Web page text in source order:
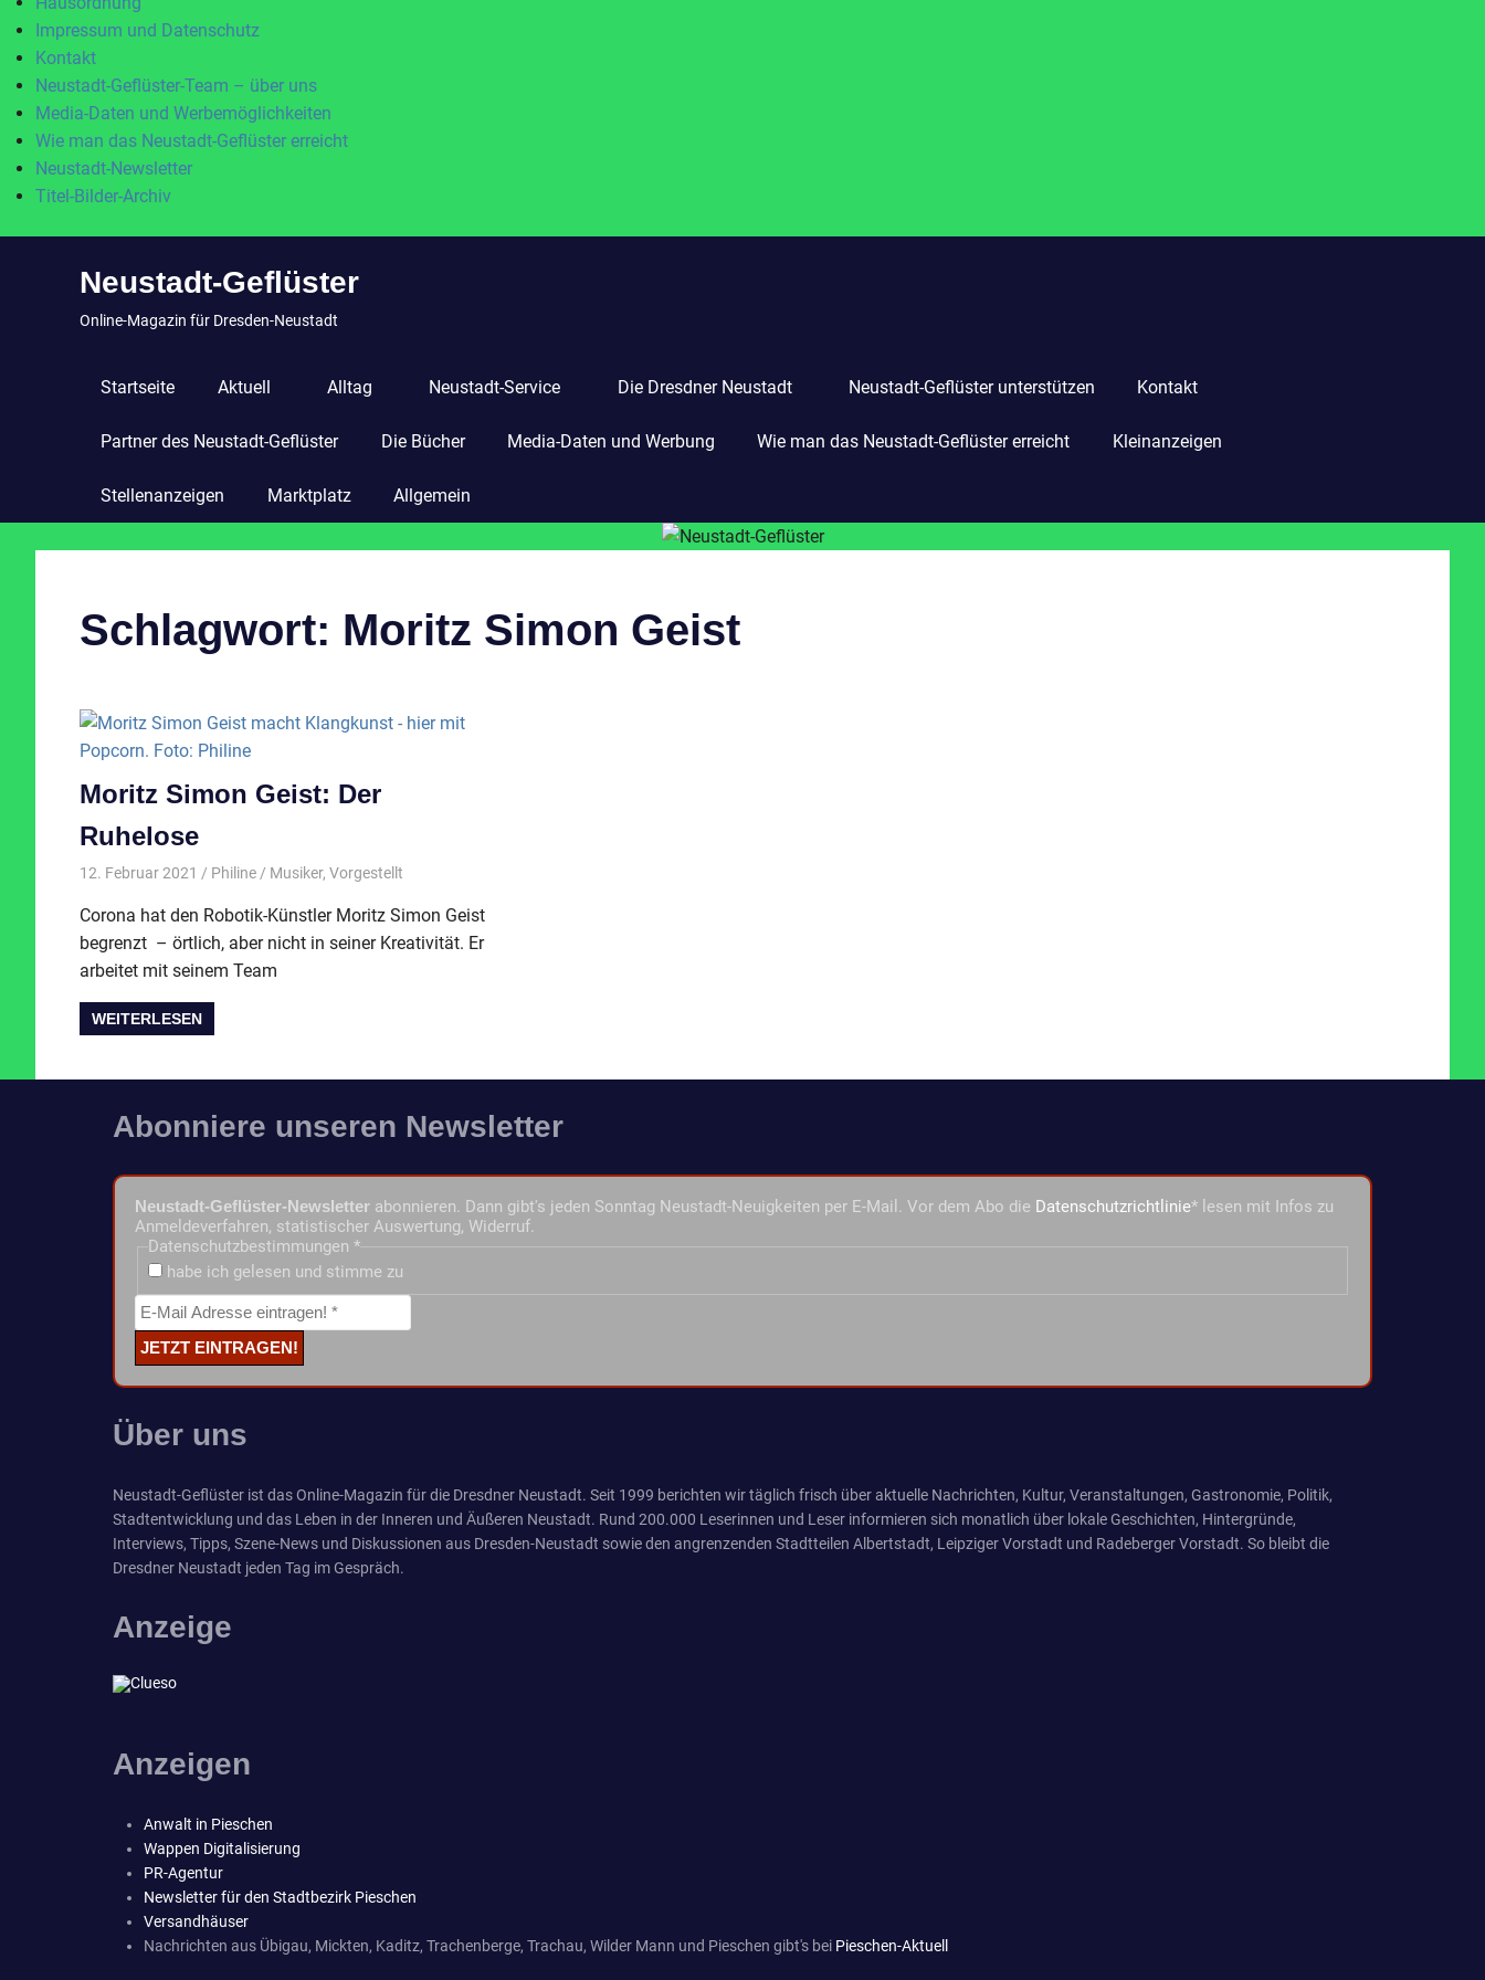
Impressum und Datenschutz
Kontakt
Neustadt-Geflüster-Team – über uns
Media-Daten und Werbemöglichkeiten
Wie man das Neustadt-Geflüster erreicht
Neustadt-Newsletter
Titel-Bilder-Archiv
Neustadt-Geflüster
Online-Magazin für Dresden-Neustadt
Startseite Aktuell Alltag Neustadt-Service Die Dresdner Neustadt Neustadt-Geflüster unterstützen Kontakt
Partner des Neustadt-Geflüster Die Bücher Media-Daten und Werbung Wie man das Neustadt-Geflüster erreicht Kleinanzeigen
Stellenanzeigen Marktplatz Allgemein
Schlagwort: Moritz Simon Geist
Moritz Simon Geist: Der
Ruhelose
12. Februar 2021 Philine Musiker, Vorgestellt
Corona hat den Robotik-Künstler Moritz Simon Geist
begrenzt – örtlich, aber nicht in seiner Kreativität. Er
arbeitet mit seinem Team
WEITERLESEN
Abonniere unseren Newsletter
Neustadt-Geflüster-Newsletter abonnieren. Dann gibt's jeden Sonntag Neustadt-Neuigkeiten per E-Mail. Vor dem Abo die Datenschutzrichtlinie* lesen mit Infos zu
Anmeldeverfahren, statistischer Auswertung, Widerruf.
Datenschutzbestimmungen *
habe ich gelesen und stimme zu
Über uns
Neustadt-Geflüster ist das Online-Magazin für die Dresdner Neustadt. Seit 1999 berichten wir täglich frisch über aktuelle Nachrichten, Kultur, Veranstaltungen, Gastronomie, Politik,
Stadtentwicklung und das Leben in der Inneren und Äußeren Neustadt. Rund 200.000 Leserinnen und Leser informieren sich monatlich über lokale Geschichten, Hintergründe,
Interviews, Tipps, Szene-News und Diskussionen aus Dresden-Neustadt sowie den angrenzenden Stadtteilen Albertstadt, Leipziger Vorstadt und Radeberger Vorstadt. So bleibt die
Dresdner Neustadt jeden Tag im Gespräch.
Anzeige
Anzeigen
Anwalt in Pieschen
Wappen Digitalisierung
PR-Agentur
Newsletter für den Stadtbezirk Pieschen
Versandhäuser
Nachrichten aus Übigau, Mickten, Kaditz, Trachenberge, Trachau, Wilder Mann und Pieschen gibt's bei Pieschen-Aktuell